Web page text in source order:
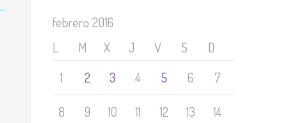
febrero 2016
L
M X J V S
D
1
2 3 4 5 6 7
8 9 10 11 12 13 14